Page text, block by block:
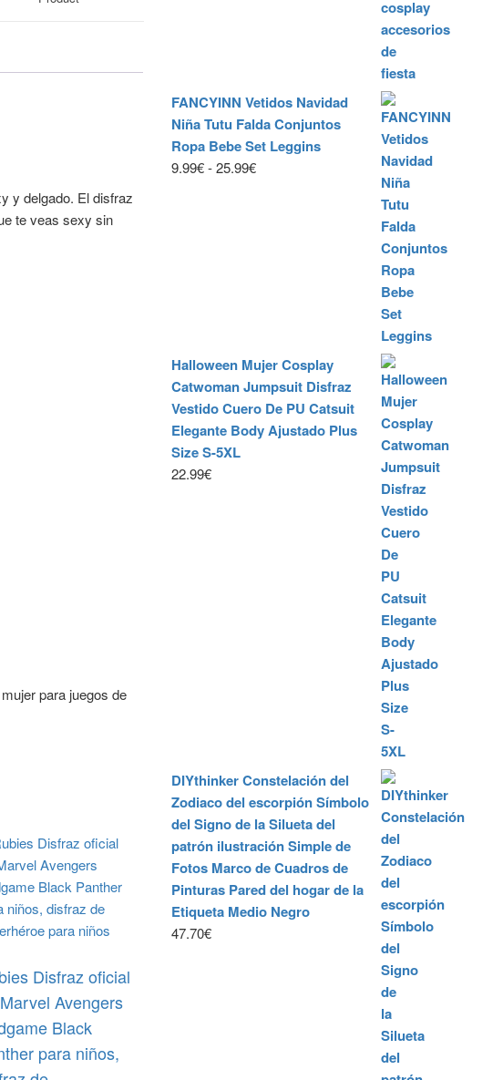
y delgado. El disfraz
te veas sexy sin
para juegos de
Disfraz oficial
Avengers
Black
para niños,
FANCYINN Vetidos Navidad
Niña Tutu Falda Conjuntos
Ropa Bebe Set Leggins
9.99€ - 25.99€Rango
Halloween Mujer Cosplay
Catwoman Jumpsuit Disfraz
Vestido Cuero De PU Catsuit
Elegante Body Ajustado Plus
Size S-5XL
22.99€
DIYthinker Constelación del
Zodiaco del escorpión Símbolo
del Signo de la Silueta del
patrón ilustración Simple de
Fotos Marco de Cuadros de
Pinturas Pared del hogar de la
Etiqueta Medio Negro
47.70€